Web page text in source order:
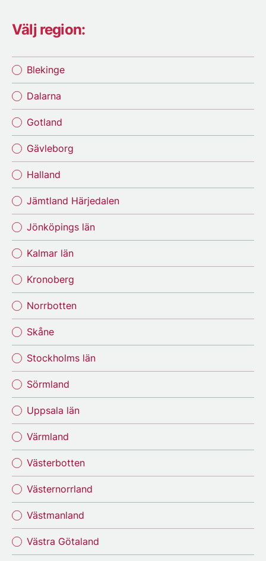
Välj region:
Blekinge
Dalarna
Gotland
Gävleborg
Halland
Jämtland Härjedalen
Jönköpings län
Kalmar län
Kronoberg
Norrbotten
Skåne
Stockholms län
Sörmland
Uppsala län
Värmland
Västerbotten
Västernorrland
Västmanland
Västra Götaland